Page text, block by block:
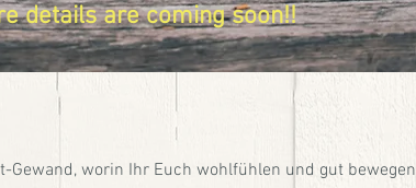
details are coming soon!!
Gewand, worin Ihr Euch wohlfühlen und gut bewegen